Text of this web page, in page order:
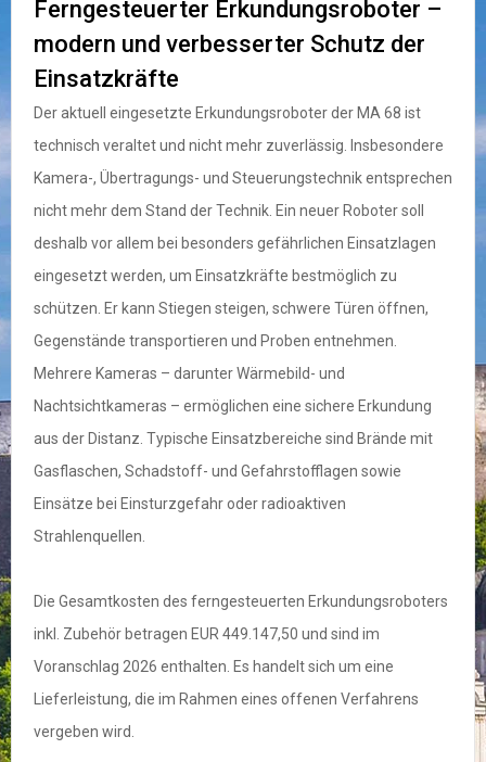
Ferngesteuerter Erkundungsroboter –
modern und verbesserter Schutz der
Einsatzkräfte
Der aktuell eingesetzte Erkundungsroboter der MA 68 ist
technisch veraltet und nicht mehr zuverlässig. Insbesondere
Kamera-, Übertragungs- und Steuerungstechnik entsprechen
nicht mehr dem Stand der Technik. Ein neuer Roboter soll
deshalb vor allem bei besonders gefährlichen Einsatzlagen
eingesetzt werden, um Einsatzkräfte bestmöglich zu
schützen. Er kann Stiegen steigen, schwere Türen öffnen,
Gegenstände transportieren und Proben entnehmen.
Mehrere Kameras – darunter Wärmebild- und
Nachtsichtkameras – ermöglichen eine sichere Erkundung
aus der Distanz. Typische Einsatzbereiche sind Brände mit
Gasflaschen, Schadstoff- und Gefahrstofflagen sowie
Einsätze bei Einsturzgefahr oder radioaktiven
Strahlenquellen.
Die Gesamtkosten des ferngesteuerten Erkundungsroboters
inkl. Zubehör betragen EUR 449.147,50 und sind im
Voranschlag 2026 enthalten. Es handelt sich um eine
Lieferleistung, die im Rahmen eines offenen Verfahrens
vergeben wird.